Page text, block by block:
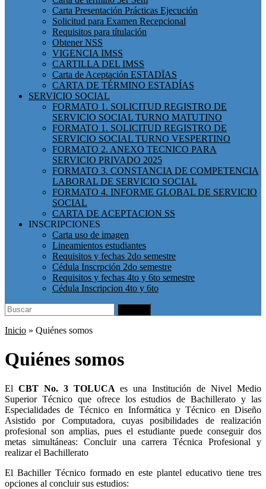
Carta Presentación Prácticas Ejecución
Solicitud para Examen Recepcional
Requisitos para títulación
Obtener NSS
VIGENCIA IMSS
CARTILLA DEL IMSS
Carta de Aceptación ESTADÏAS
CARTA DE TÉRMINO ESTADÍAS
SERVICIO SOCIAL
FORMATO 1. SOLICITUD REGISTRO DE
SERVICIO SOCIAL TURNO MATUTINO
FORMATO 1. SOLICITUD REGISTRO DE
SERVICIO SOCIAL TURNO VESPERTINO
FORMATO 2. ANEXO TECNICO PARA
SERVICIO PRIVADO 2025
FORMATO 3. CONSTANCIA DE COMPETENCIA
LABORAL DE SERVICIO SOCIAL
FORMATO 4. INFORME GLOBAL DE SERVICIO
SOCIAL
CARTA DE ACEPTACION SS
INSCRIPCIONES
Carta uso de imagen
Lineamientos estudiantes
Requisitos y fechas 2do semestre
Cédula Inscrpción 2do semestre
Requisitos y fechas 4to y 6to semestre
Cédula Inscripcion 4to y 6to
Search
for:
Inicio » Quiénes somos
Quiénes somos
El CBT No. 3 TOLUCA es una Institución de Nivel Medio
Superior Técnico que ofrece los estudios de Bachillerato y las
Especialidades de Técnico en Informática y Técnico en Diseño
Asistido por Computadora, cuyas posibilidades de realización
profesional son amplias, pues el estudiante puede conseguir dos
metas simultáneas: Concluir una carrera Técnica Profesional y
realizar el Bachillerato
El Bachiller Técnico formado en este plantel educativo tiene tres
opciones al concluir sus estudios: